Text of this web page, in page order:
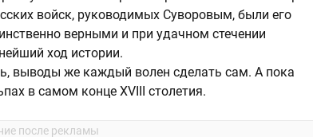
войск, руководимых Суворовым, были его
верными и при удачном стечении
ход истории.
выводы же каждый волен сделать сам. А пока
в самом конце XVIII столетия.